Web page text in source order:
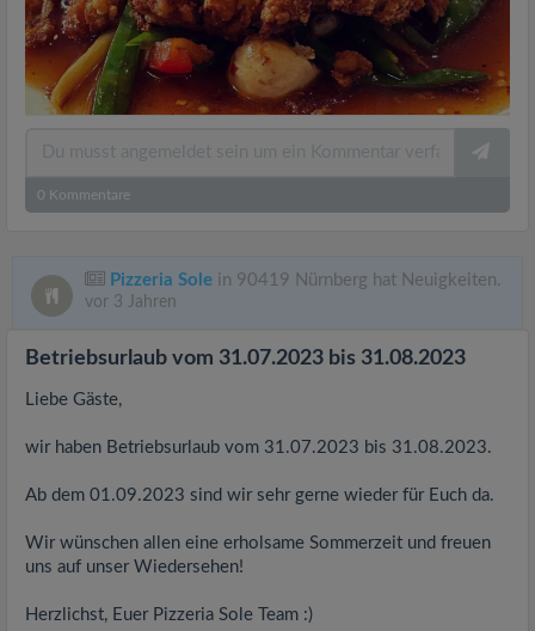
0 Kommentare
Pizzeria Sole in 90419 Nürnberg hat Neuigkeiten.
vor 3 Jahren
Betriebsurlaub vom 31.07.2023 bis 31.08.2023
Liebe Gäste,
wir haben Betriebsurlaub vom 31.07.2023 bis 31.08.2023.
Ab dem 01.09.2023 sind wir sehr gerne wieder für Euch da.
Wir wünschen allen eine erholsame Sommerzeit und freuen
uns auf unser Wiedersehen!
Herzlichst, Euer Pizzeria Sole Team :)